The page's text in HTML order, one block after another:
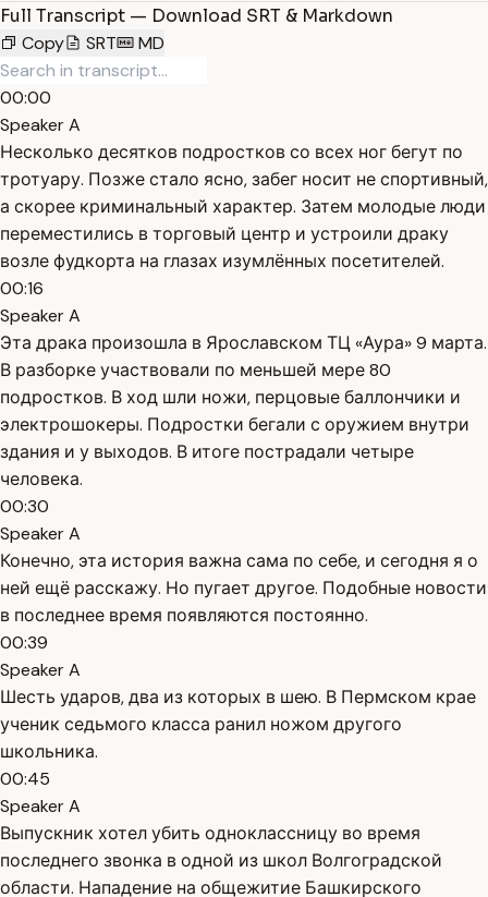
Full Transcript — Download SRT & Markdown
Copy
SRT MD
00:00
Speaker A
Несколько десятков подростков со всех ног бегут по
тротуару. Позже стало ясно, забег носит не спортивный,
а скорее криминальный характер. Затем молодые люди
переместились в торговый центр и устроили драку
возле фудкорта на глазах изумлённых посетителей.
00:16
Speaker A
Эта драка произошла в Ярославском ТЦ «Аура» 9 марта.
В разборке участвовали по меньшей мере 80
подростков. В ход шли ножи, перцовые баллончики и
электрошокеры. Подростки бегали с оружием внутри
здания и у выходов. В итоге пострадали четыре
человека.
00:30
Speaker A
Конечно, эта история важна сама по себе, и сегодня я о
ней ещё расскажу. Но пугает другое. Подобные новости
в последнее время появляются постоянно.
00:39
Speaker A
Шесть ударов, два из которых в шею. В Пермском крае
ученик седьмого класса ранил ножом другого
школьника.
00:45
Speaker A
Выпускник хотел убить одноклассницу во время
последнего звонка в одной из школ Волгоградской
области. Нападение на общежитие Башкирского